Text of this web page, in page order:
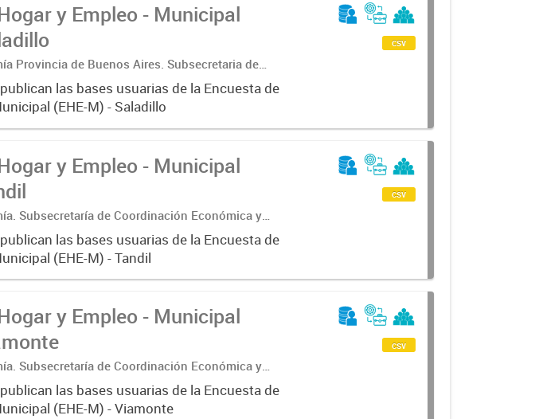
y Empleo - Municipal
Provincia de Buenos Aires. Subsecretaria de
y estadística. Dirección Provincial de
las bases usuarias de la Encuesta de
(EHE-M) - Saladillo
csv
y Empleo - Municipal
Subsecretaría de Coordinación Económica y
de Estadística.
las bases usuarias de la Encuesta de
(EHE-M) - Tandil
csv
y Empleo - Municipal
Subsecretaría de Coordinación Económica y
de Estadística.
las bases usuarias de la Encuesta de
(EHE-M) - Viamonte
csv